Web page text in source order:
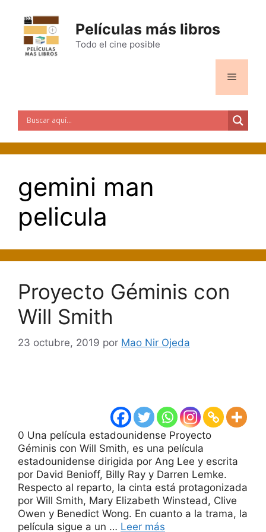
contenido
Películas más libros
Todo el cine posible
Menú
gemini man
pelicula
Proyecto Géminis con
Will Smith
23 octubre, 2019 por Mao Nir Ojeda
0 Una película estadounidense Proyecto
Géminis con Will Smith, es una película
estadounidense dirigida por Ang Lee y escrita
por David Benioff, Billy Ray y Darren Lemke.
Respecto al reparto, la cinta está protagonizada
por Will Smith, Mary Elizabeth Winstead, Clive
Owen y Benedict Wong. En cuanto a la trama, la
película sigue a un … Leer más